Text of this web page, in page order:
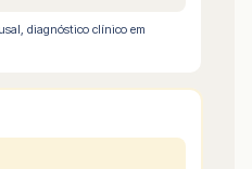
diagnóstico clínico em